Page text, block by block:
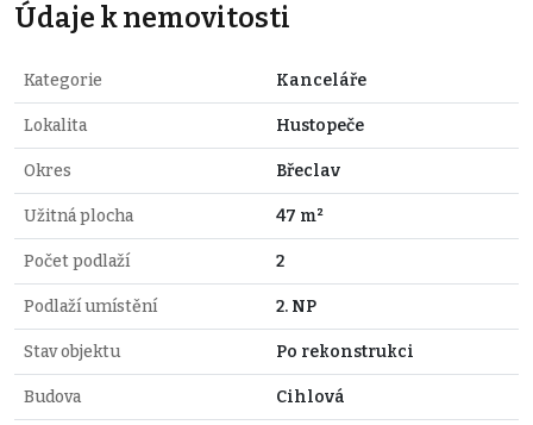
Údaje k nemovitosti
Kategorie Kanceláře
Lokalita Hustopeče
Okres Břeclav
Užitná plocha 47 m²
Počet podlaží 2
Podlaží umístění 2. NP
Stav objektu Po rekonstrukci
Budova Cihlová